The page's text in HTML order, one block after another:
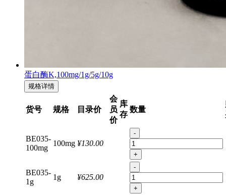
蛋白酶K,100mg/1g/5g/10g
规格详情
货号 规格 目录价
会
员
价
库
存
数量
BE035-
100mg
100mg ¥130.00
-
+
BE035-
1g
1g ¥625.00
-
+